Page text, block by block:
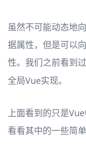
虽然不可能动态地
据属性，但是可以
性。我们之前看到
全局Vue实现。
上面看到的只是
看看其中的一些简单